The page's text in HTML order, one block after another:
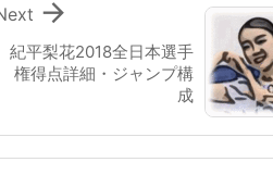
紀平梨花2018全日本選手
権得点詳細・ジャンプ構
成
